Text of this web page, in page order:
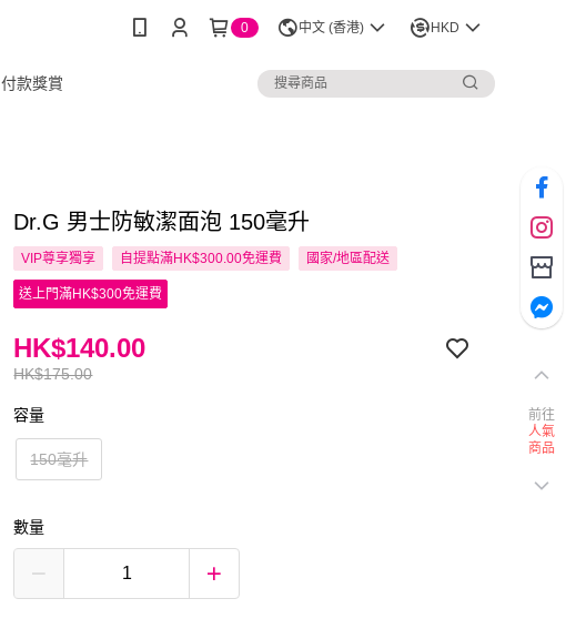
0 中文 (香港) HKD
付款獎賞
Dr.G 男士防敏潔面泡 150毫升
VIP尊享獨享 自提點滿HK$300.00免運費 國家/地區配送
送上門滿HK$300免運費
HK$175.00
HK$140.00
容量
150毫升
數量
前往
人氣
商品